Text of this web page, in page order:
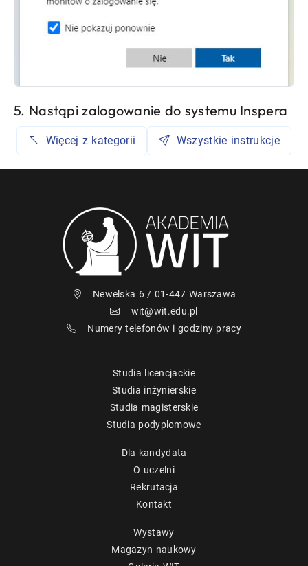
5. Nastąpi zalogowanie do systemu Inspera
Więcej z kategorii Wszystkie instrukcje
Newelska 6 / 01-447 Warszawa
wit@wit.edu.pl
Numery telefonów i godziny pracy
Studia licencjackie
Studia inżynierskie
Studia magisterskie
Studia podyplomowe
Dla kandydata
O uczelni
Rekrutacja
Kontakt
Wystawy
Magazyn naukowy